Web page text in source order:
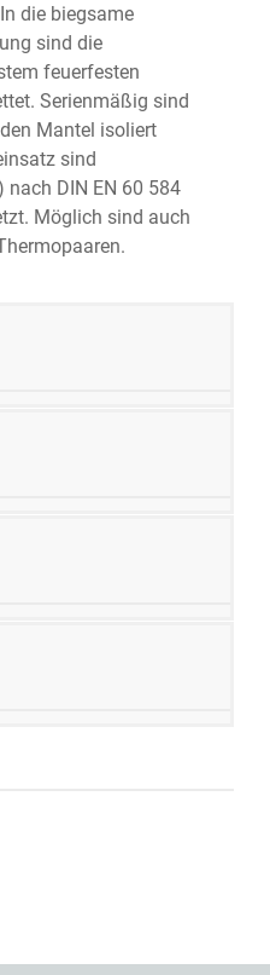
die biegsame
sind die
feuerfesten
Serienmäßig sind
Mantel isoliert
sind
nach DIN EN 60 584
Möglich sind auch